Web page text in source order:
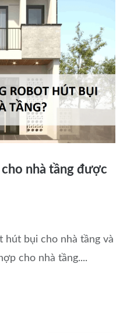
nhà tầng được
hút bụi cho nhà tầng và
cho nhà tầng....